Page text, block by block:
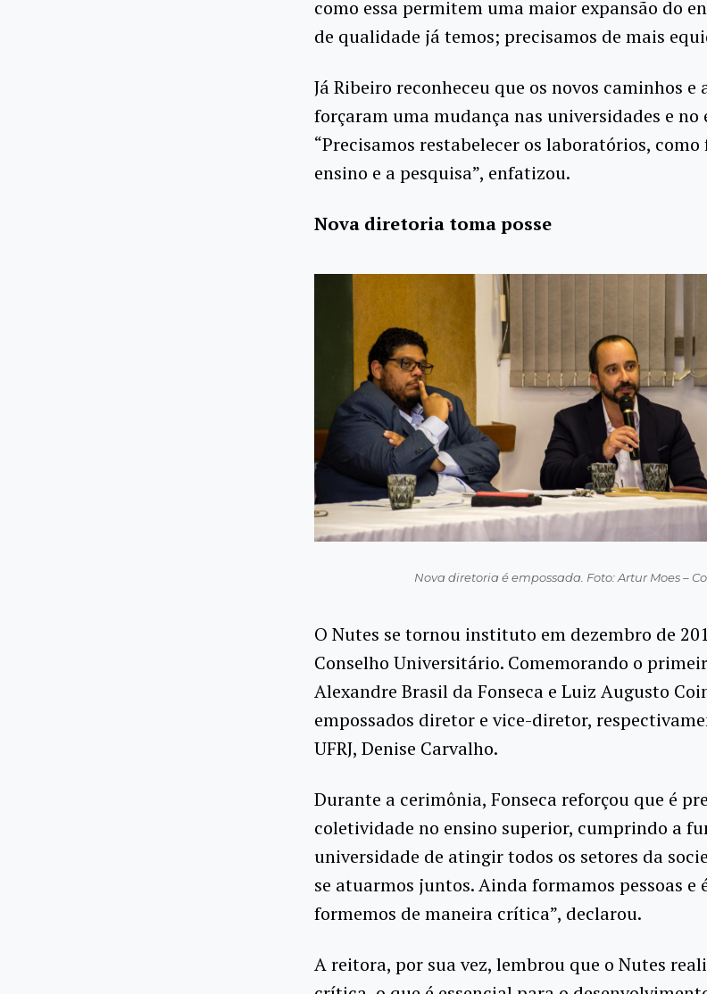
como essa permitem uma maior expansão do
de qualidade já temos; precisamos de mais
Já Ribeiro reconheceu que os novos caminhos e
forçaram uma mudança nas universidades e no
“Precisamos restabelecer os laboratórios,
ensino e a pesquisa”, enfatizou.
Nova diretoria toma posse
Nova diretoria é empossada. Foto: Artur Moes –
O Nutes se tornou instituto em dezembro de
Conselho Universitário. Comemorando o
Alexandre Brasil da Fonseca e Luiz Augusto
empossados diretor e vice-diretor,
UFRJ, Denise Carvalho.
Durante a cerimônia, Fonseca reforçou que é
coletividade no ensino superior, cumprindo a
universidade de atingir todos os setores da
se atuarmos juntos. Ainda formamos pessoas e
formemos de maneira crítica”, declarou.
A reitora, por sua vez, lembrou que o Nutes